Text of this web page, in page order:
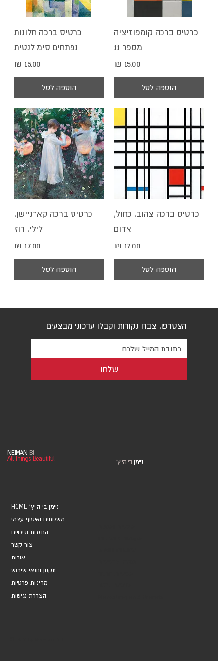
כרטיס ברכה קומפוזיציה
מספר 11
מחיר
הוספה לסל
כרטיס ברכה חלונות
נפתחים סימולנטית
מחיר
הוספה לסל
כרטיס ברכה צהוב, כחול,
אדום
מחיר
הוספה לסל
כרטיס ברכה קארניישן,
לילי, רוז
מחיר
הוספה לסל
HOME 'ניימן בי הייץ
משלוחים ואיסוף עצמי
החזרות וזיכויים
צור קשר
אודות
תקנון ותנאי שימוש
מדיניות פרטיות
הצהרת נגישות
הצטרפו, צברו נקודות וקבלו עדכוני מבצעים
שלחו
NEIMAN BH
All Things Beautiful
' ניימן בי הייץ